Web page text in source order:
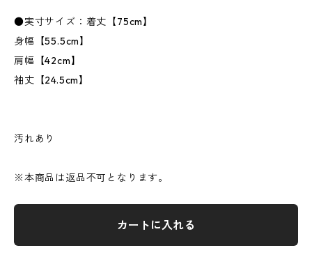
●実寸サイズ：着丈【75cm】
身幅【55.5cm】
肩幅【42cm】
袖丈【24.5cm】
汚れあり
※本商品は返品不可となります。
カートに入れる